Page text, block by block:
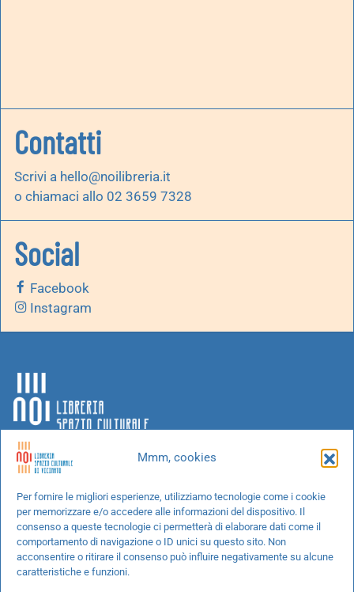
Mmm, cookies
Per fornire le migliori esperienze, utilizziamo tecnologie come i cookie
per memorizzare e/o accedere alle informazioni del dispositivo. Il
consenso a queste tecnologie ci permetterà di elaborare dati come il
comportamento di navigazione o ID unici su questo sito. Non
acconsentire o ritirare il consenso può influire negativamente su alcune
caratteristiche e funzioni.
Contatti
Scrivi a hello@noilibreria.it
o chiamaci allo 02 3659 7328
Social
Facebook
Instagram
Chi siamo
Progetti speciali
Richiedi un libro
Spedizioni